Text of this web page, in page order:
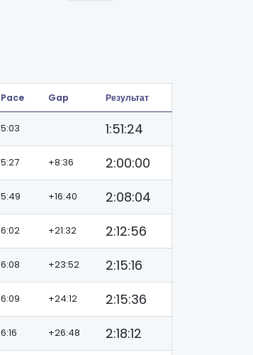
Pace Gap Результат
5:03
1:51:24
5:27 +8:36
2:00:00
5:49 +16:40
2:08:04
6:02 +21:32
2:12:56
6:08 +23:52
2:15:16
6:09 +24:12
2:15:36
6:16 +26:48
2:18:12